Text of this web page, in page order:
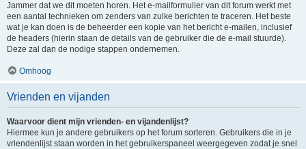
Jammer dat we dit moeten horen. Het e-mailformulier van dit forum werkt met
een aantal technieken om zenders van zulke berichten te traceren. Het beste
wat je kan doen is de beheerder een kopie van het bericht e-mailen, inclusief
de headers (hierin staan de details van de gebruiker die de e-mail stuurde).
Deze zal dan de nodige stappen ondernemen.
Omhoog
Vrienden en vijanden
Waarvoor dient mijn vrienden- en vijandenlijst?
Hiermee kun je andere gebruikers op het forum sorteren. Gebruikers die in je
vriendenlijst staan worden in het gebruikerspaneel weergegeven zodat je snel